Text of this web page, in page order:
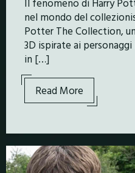
nel mondo del
Potter The Collection,
3D ispirate ai
in […]
Read More